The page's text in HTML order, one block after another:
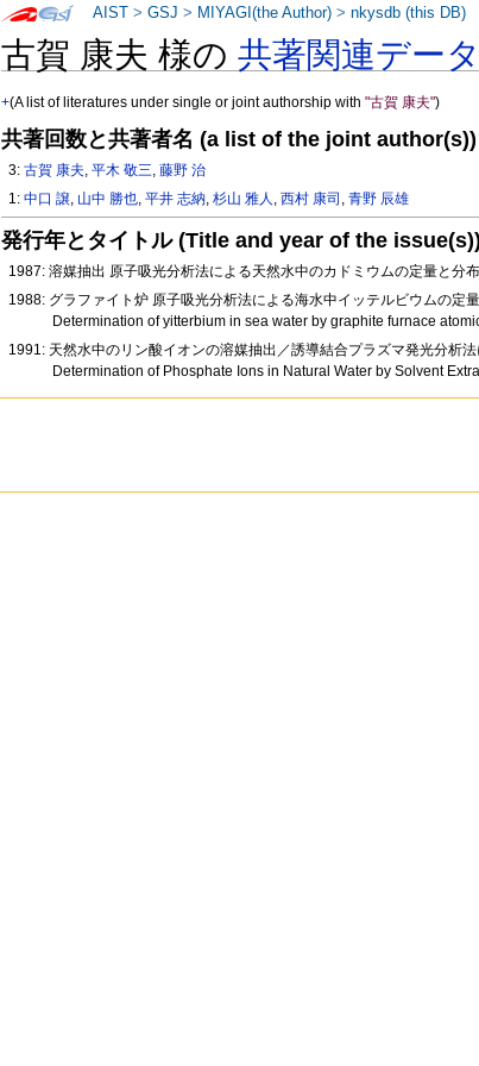
古賀 康夫 様の共著関連デー
+(A list of literatures under single or joint authorship with"古賀 康夫")
共著回数と共著者名 (a list of the joint author(s))
3:古賀 康夫,平木 敬三,藤野 治
1:中口 譲, 山中 勝也,平井 志納,杉山 雅人 ,西村 康司 ,青野 辰雄
発行年とタイトル (Title and year of the issue(s))
1987: 溶媒抽出 原子吸光分析法による天然水中のカドミウムの定量と分布
1988: グラファイト炉 原子吸光分析法による海水中イッテルビウムの定量
Determination of yitterbium in sea water by graphite furnace
1991: 天然水中のリン酸イオンの溶媒抽出／誘導結合プラズマ発光分析
Determination of Phosphate Ions in Natural Water by Solvent
AIST >GSJ > MIYAGI(the Author) >nkysdb (this DB)